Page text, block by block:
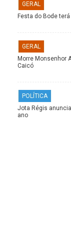
GERAL
Festa do Bode
GERAL
Morre Monsenhor
Caicó
POLÍTICA
Jota Régis
ano